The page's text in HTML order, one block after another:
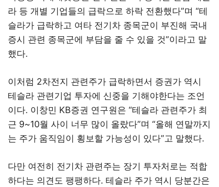
라 등 개별 기업들의 급락으로 하락 전환했다”며 “테
슬라가 급락하고 여타 전기차 종목군이 부진해 국내
증시 관련 종목군에 부담을 줄 수 있을 것”이라고 말
했다.
이처럼 2차전지 관련주가 급락하면서 증권가 역시
테슬라 관련기업 투자에 신중을 기해야한다는 조언
이다. 이창민 KB증권 연구원은 “테슬라 관련주가 최
근 9~10월 사이 너무 많이 올랐다”며 “올해 연말까지
는 주가 움직임이 횡보할 가능성이 있다”고 말했다.
다만 여전히 전기차 관련주는 장기 투자처로는 적합
하다는 의견도 팽팽하다. 테슬라 주가 역시 당분간은